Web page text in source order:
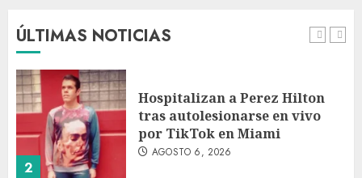
ÚLTIMAS NOTICIAS
1
AGOSTO 6, 2026
2
Hospitalizan a Perez Hilton
tras autolesionarse en vivo
por TikTok en Miami
AGOSTO 6, 2026